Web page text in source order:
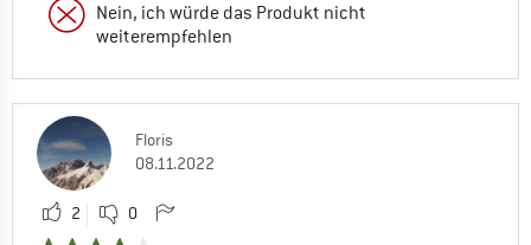
Nein, ich würde das Produkt nicht
weiterempfehlen
Floris
08.11.2022
2 0